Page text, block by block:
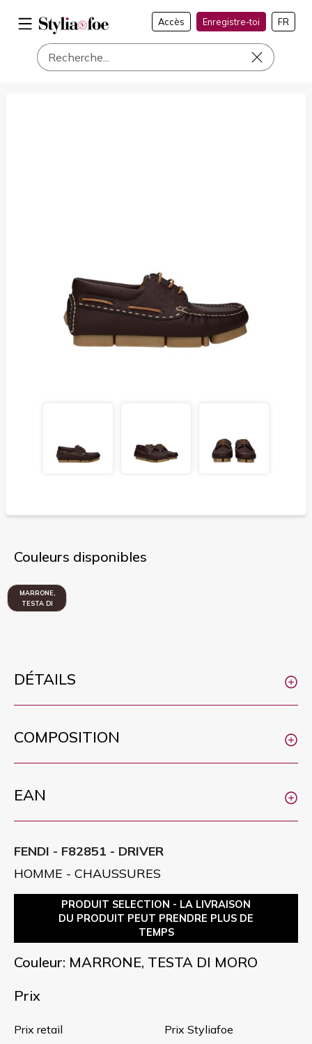
Accès Enregistre-toi FR
Couleurs disponibles
MARRONE,
TESTA DI
MORO
DÉTAILS
COMPOSITION
EAN
FENDI - F82851 - DRIVER
HOMME - CHAUSSURES
PRODUIT SELECTION - LA LIVRAISON
DU PRODUIT PEUT PRENDRE PLUS DE
TEMPS
Couleur: MARRONE, TESTA DI MORO
Prix
Prix retail Prix Styliafoe